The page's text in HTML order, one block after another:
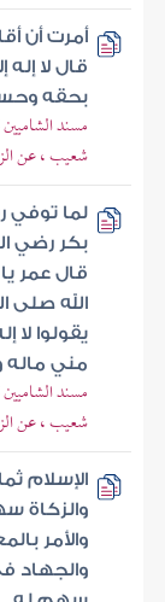
أمرت أن
قال لا
بحقه
مسند
شعيب ، عن
لما توفي
بكر رضي
قال عمر
الله صلى
يقولوا لا
مني
مسند
شعيب ، عن
الإسلام
والأمر
والجهاد